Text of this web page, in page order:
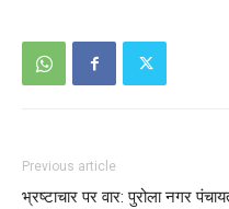
Previous article
भ्रष्टाचार पर वार: पुरोला नगर